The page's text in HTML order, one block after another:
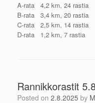
A-rata 4,2 km, 24 rastia
B-rata 3,4 km, 20 rastia
C-rata 2,5 km, 14 rastia
D-rata 1,2 km, 7 rastia
Rannikkorastit
Posted on 2.8.2025 by